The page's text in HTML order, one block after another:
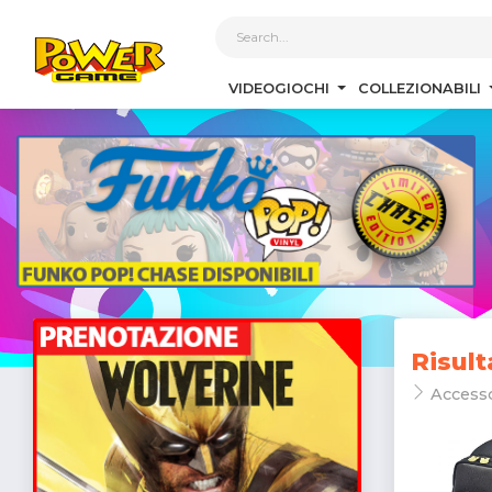
VIDEOGIOCHI COLLEZIONABILI